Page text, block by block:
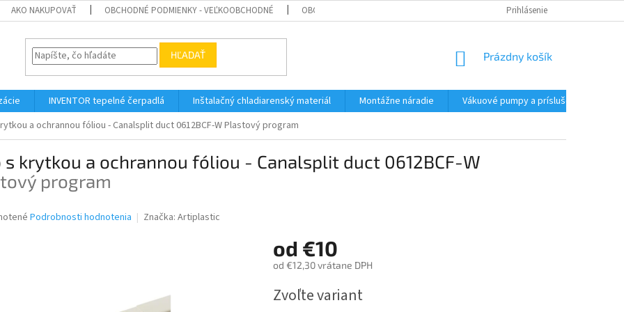
AKO NAKUPOVAŤ OBCHODNÉ PODMIENKY - VEĽKOOBCHODNÉ OBCHODNÉ PODMIENKY - MALOOBCHODNÉ PODMIENKY OCHRANY
Prihlásenie
HĽADAŤ
NÁKUPNÝ
Prázdny košík
INVENTOR tepelné čerpadlá Inštalačný chladiarenský materiál Montážne náradie Vákuové pumpy a príslušenstvo
a ochrannou fóliou - Canalsplit duct 0612BCF-WPlastový program
s krytkou a ochrannou fóliou - Canalsplit duct 0612BCF-W
program
Podrobnosti hodnotenia Značka: Artiplastic
od €10
od €12,30vrátane DPH
cena:
Zvoľte variant